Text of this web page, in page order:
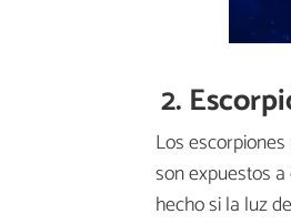
2.
Los
son expuestos
hecho si la luz